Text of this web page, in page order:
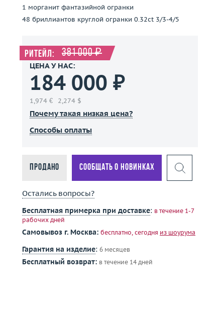
1 морганит фантазийной огранки
48 бриллиантов круглой огранки 0.32ct 3/3-4/5
Ритейл: 381 000 ₽
ЦЕНА У НАС:
184 000 ₽
1,974 € 2,274 $
Почему такая низкая цена?
Способы оплаты
Продано Сообщать о новинках
Остались вопросы?
Бесплатная примерка при доставке: в течение 1-7
рабочих дней
Самовывоз г. Москва: бесплатно, сегодня из шоурума
Гарантия на изделие: 6 месяцев
Бесплатный возврат: в течение 14 дней